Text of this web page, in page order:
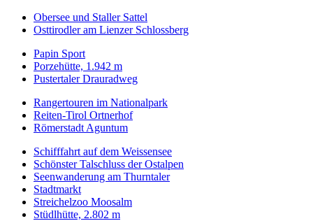
Obersee und Staller Sattel
Osttirodler am Lienzer Schlossberg
Papin Sport
Porzehütte, 1.942 m
Pustertaler Drauradweg
Rangertouren im Nationalpark
Reiten-Tirol Ortnerhof
Römerstadt Aguntum
Schifffahrt auf dem Weissensee
Schönster Talschluss der Ostalpen
Seenwanderung am Thurntaler
Stadtmarkt
Streichelzoo Moosalm
Stüdlhütte, 2.802 m